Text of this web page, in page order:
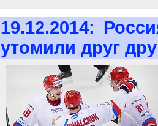
19.12.2014:
утомили друг